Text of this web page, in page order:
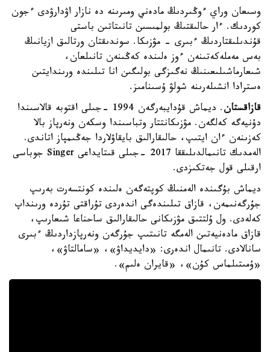
وسىعان وراي ءوڭىردىڭ مادەني ومىرىنە دە نازار اۋدارۋدى ءجون
كوردىك. ءار حالىقتىڭ بولمىسىن تانىتاتىن باستى
قۇندىلىقتاردىڭ ءبىرى - مۋزىكا. سوندىقتان ورتالىق ازيانىڭ
بەس مەملەكەتىنەن ءوز ەلىندە كەڭىنەن تانىلعان،
شىعارماشىلىعىنىڭ نەگىزگى بولىگىن انا تىلىندە ورىندايتىن
ەسترادا انشىلەرىنە شولۋ ۇسىنامىز.
قازاقستان
. ديماش قۇدايبەرگەن 1994 -جىلى اقتوبە قالاسىندا
دۇنيەگە كەلگەن. مۋزىكانتتار وتباسىندا وسكەن ونەرپاز بالا
كەزىنەن ءان ايتىپ، حالىقارالىق بايقاۋلاردا جەڭىمپاز اتاندى.
الەمدىك تانىمالدىلىققا 2017 -جىلى قىتايداعى Singer جوباسى
ارقىلى قول جەتكىزدى.
ديماش بۇگىندە الەمنىڭ كوپتەگەن ەلىندە كونتسەرت بەرىپ
جۇرگەنىمەن، قازاق تىلىندەگى اندەردى تۇراقتى تۇردە ورىنداپ
كەلەدى. ول ۇلتتىق مۋزىكانى حالىقارالىق ساحناعا شىعارىپ،
قازاق مادەنيەتىن الەمگە تانىتىپ جۇرگەن ونەرپازداردىڭ ءبىرى
سانالادى. تانىمال اندەرى: «دايديداۋ»، «سامالتاۋ»،
«ۇمىتىلماس كۇن»، «قايران ەلىم».